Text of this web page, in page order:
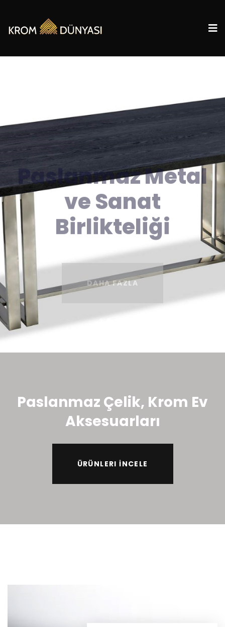
Paslanmaz Metal
veSanat
Birlikteliği
DAHA FAZLA
Paslanmaz Çelik, Krom Ev
Aksesuarları
ÜRÜNLERI İNCELE